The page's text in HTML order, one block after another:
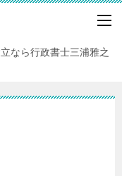
ら行政書士三浦雅之